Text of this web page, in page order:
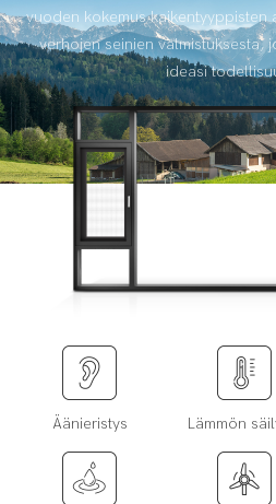
vuoden kokemus kaikentyyppisten
verhojen seinien valmistuksesta,
ideasi
Äänieristys Lämmön